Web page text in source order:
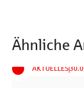
Ähnliche
AKTUELLES